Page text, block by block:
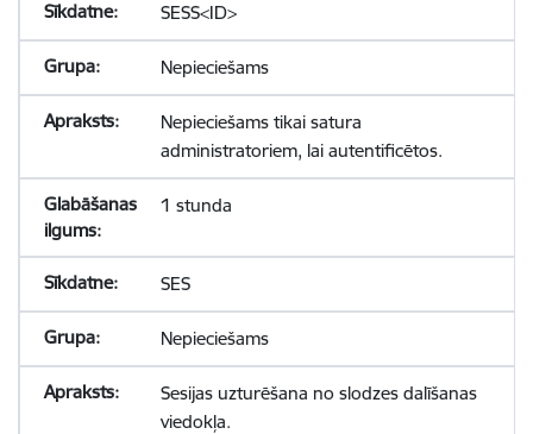
SESS<ID>
Nepieciešams
Nepieciešams tikai satura
administratoriem, lai autentificētos.
1 stunda
SES
Nepieciešams
Sesijas uzturēšana no slodzes dalīšanas
viedokļa.